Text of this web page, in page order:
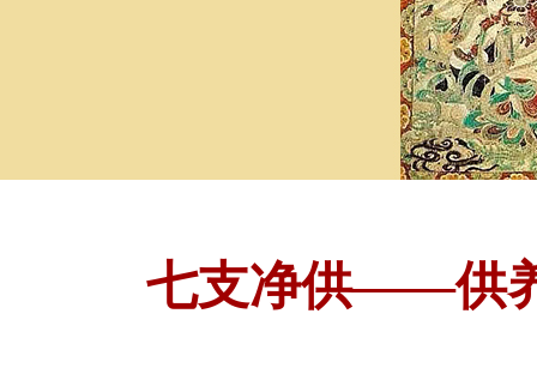
七支净供——供